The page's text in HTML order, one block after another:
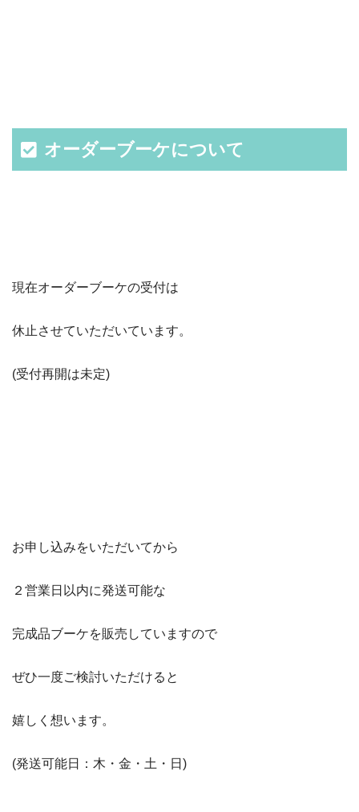
オーダーブーケについて
現在オーダーブーケの受付は
休止させていただいています。
(受付再開は未定)
お申し込みをいただいてから
２営業日以内に発送可能な
完成品ブーケを販売していますので
ぜひ一度ご検討いただけると
嬉しく想います。
(発送可能日：木・金・土・日)